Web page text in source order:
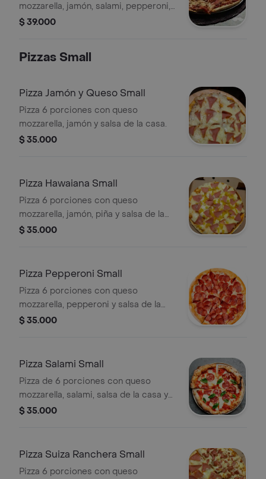
mozzarella, jamón, salami, pepperoni,
ranchera, chorizo, butifarra, maíz,
$ 39.000
Pizzas Small
Pizza Jamón y Queso Small
Pizza 6 porciones con queso
mozzarella, jamón y salsa de la casa.
$ 35.000
Pizza Hawaiana Small
Pizza 6 porciones con queso
mozzarella, jamón, piña y salsa de la
casa.
$ 35.000
Pizza Pepperoni Small
Pizza 6 porciones con queso
mozzarella, pepperoni y salsa de la
casa.
$ 35.000
Pizza Salami Small
Pizza de 6 porciones con queso
mozzarella, salami, salsa de la casa y
albahaca.
$ 35.000
Pizza Suiza Ranchera Small
Pizza 6 porciones con queso